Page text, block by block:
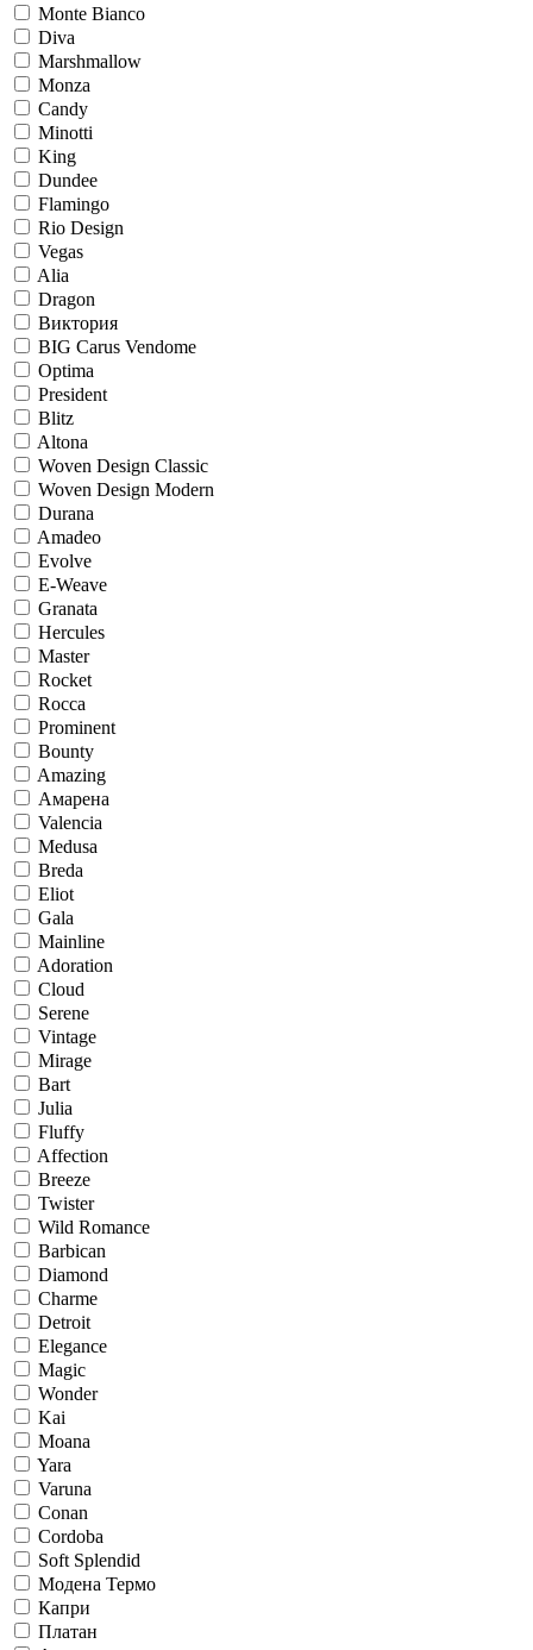
Monte Bianco
Diva
Marshmallow
Monza
Candy
Minotti
King
Dundee
Flamingo
Rio Design
Vegas
Alia
Dragon
Виктория
BIG Carus Vendome
Optima
President
Blitz
Altona
Woven Design Classic
Woven Design Modern
Durana
Amadeo
Evolve
E-Weave
Granata
Hercules
Master
Rocket
Rocca
Prominent
Bounty
Amazing
Амарена
Valencia
Medusa
Breda
Eliot
Gala
Mainline
Adoration
Cloud
Serene
Vintage
Mirage
Bart
Julia
Fluffy
Affection
Breeze
Twister
Wild Romance
Barbican
Diamond
Charme
Detroit
Elegance
Magic
Wonder
Kai
Moana
Yara
Varuna
Conan
Cordoba
Soft Splendid
Модена Термо
Капри
Платан